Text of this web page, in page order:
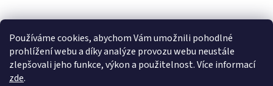
Používáme cookies, abychom Vám umožnili pohodlné
prohlížení webu a díky analýze provozu webu neustále
zlepšovali jeho funkce, výkon a použitelnost. Více informací
zde.